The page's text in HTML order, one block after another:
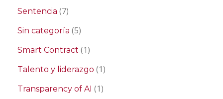
Sentencia (7)
Sin categoría (5)
Smart Contract (1)
Talento y liderazgo (1)
Transparency of AI (1)